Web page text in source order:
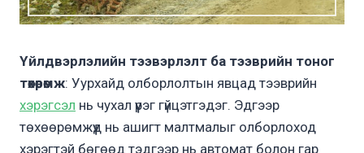
Үйлдвэрлэлийн тээвэрлэлт ба тээврийн тоног
төхөөрөмж: Уурхайд олборлолтын явцад тээврийн
хэрэгсэл нь чухал үүрэг гүйцэтгэдэг. Эдгээр
төхөөрөмжүүд нь ашигт малтмалыг олборлоход
хэрэгтэй бөгөөд тэдгээр нь автомат болон гар